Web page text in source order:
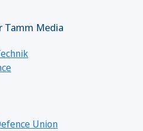
Tamm Media
Union